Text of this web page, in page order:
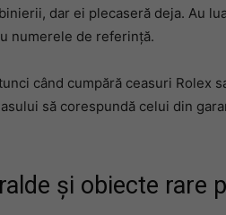
dar ei plecaseră deja. Au
numerele de referință.
când cumpără ceasuri Rolex
să corespundă celui din
și obiecte rare